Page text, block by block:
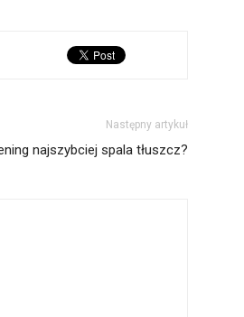
Następny artykuł
najszybciej spala tłuszcz?